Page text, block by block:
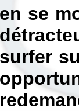
en se
surfer